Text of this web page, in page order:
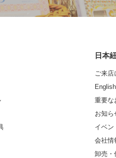
日本
ご来
English
重要な
お知ら
イベン
会社情
卸売・